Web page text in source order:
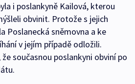
i poslankyně Kailová, kterou
obvinit. Protože s jejich
Poslanecká sněmovna a ke
v jejím případě odložili.
současnou poslankyni obviní po